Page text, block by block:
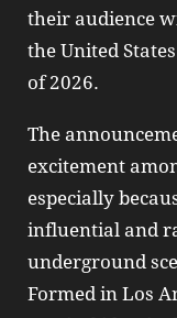
their audience
the United
of 2026.
The
excitement
especially
influential and
underground
Formed in Los